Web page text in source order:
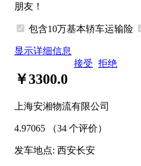
朋友！
包含10万基本轿车运输险
显示详细信息
￥3300.0
接受 拒绝
上海安湘物流有限公司
4.97065 （34 个评价）
发车地点: 西安长安